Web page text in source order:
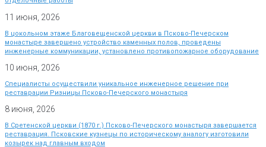
11 июня, 2026
В цокольном этаже Благовещенской церкви в Псково-Печерском
монастыре завершено устройство каменных полов, проведены
инженерные коммуникации, установлено противопожарное оборудование
10 июня, 2026
Специалисты осуществили уникальное инженерное решение при
реставрации Ризницы Псково-Печерского монастыря
8 июня, 2026
В Сретенской церкви (1870 г.) Псково-Печерского монастыря завершается
реставрация. Псковские кузнецы по историческому аналогу изготовили
козырек над главным входом